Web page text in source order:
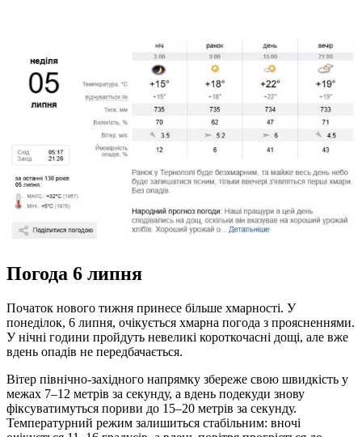
Погода 6 липня
Початок нового тижня принесе більше хмарності. У
понеділок, 6 липня, очікується хмарна погода з проясненнями.
У нічні години пройдуть невеликі короткочасні дощі, але вже
вдень опадів не передбачається.
Вітер північно-західного напрямку збереже свою швидкість у
межах 7–12 метрів за секунду, а вдень подекуди знову
фіксуватимуться пориви до 15–20 метрів за секунду.
Температурний режим залишиться стабільним: вночі